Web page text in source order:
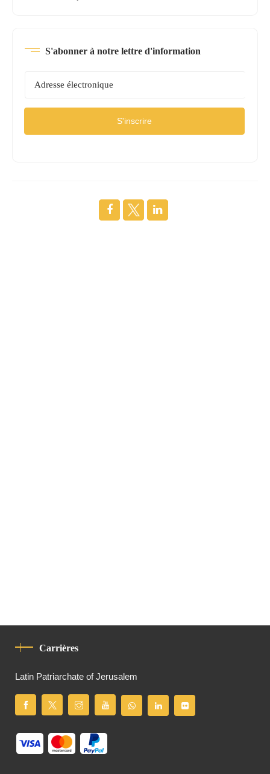
S'abonner à notre lettre d'information
S'inscrire
Carrières
Latin Patriarchate of Jerusalem